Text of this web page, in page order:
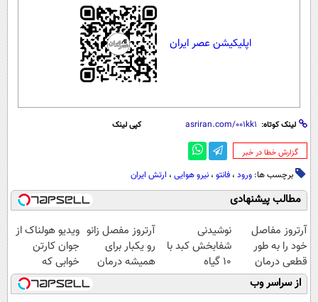
اپلیکیشن عصر ایران
لینک کوتاه: کپی لینک
‌گزارش خطا در خبر
برچسب ها: ورود ، فانتو ، نیرو هوایی ، ارتش ایران
مطالب پیشنهادی
آرتروز مفاصل
خود را به طور
قطعی درمان
کنید!
◗پرسش‌نامه◖
نوشیدنی
شفابخش کبد با
10 گیاه
موثر(تخفیف تا
امشب)
آرتروز مفصل زانو
رو یکبار برای
همیشه درمان
کن!
◗پرسش‌نامه◖
ویدیو هولناک از
جوان کارتن
خوابی که
میلیاردر شد.
آموزش رایگان
از سراسر وب